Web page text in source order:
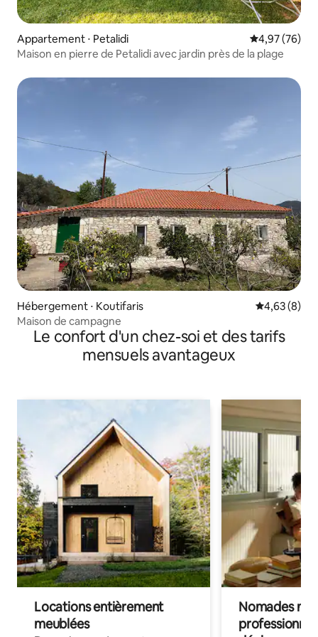
Appartement ⋅ Petalidi Évaluation
4,97 (76)
Maison en pierre de Petalidi avec jardin près de la plage
Hébergement ⋅ Koutifaris Évaluation
4,63 (8)
Maison de campagne
Le confort d'un chez-soi et des tarifs
mensuels avantageux
Locations entièrement
meublées
Nomades